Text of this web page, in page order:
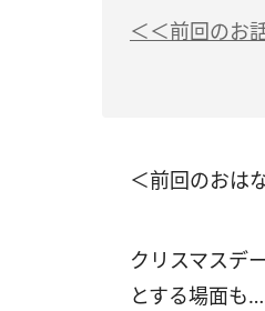
＜＜前回のお
＜前回のおは
クリスマスデ
とする場面も